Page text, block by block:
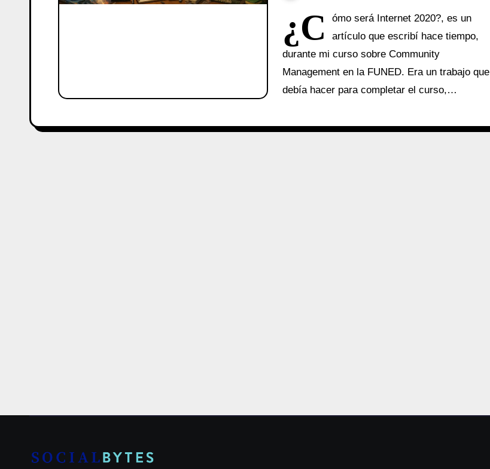
¿C
ómo será Internet 2020?, es un
artículo que escribí hace tiempo,
durante mi curso sobre Community
Management en la FUNED. Era un trabajo que
debía hacer para completar el curso,…